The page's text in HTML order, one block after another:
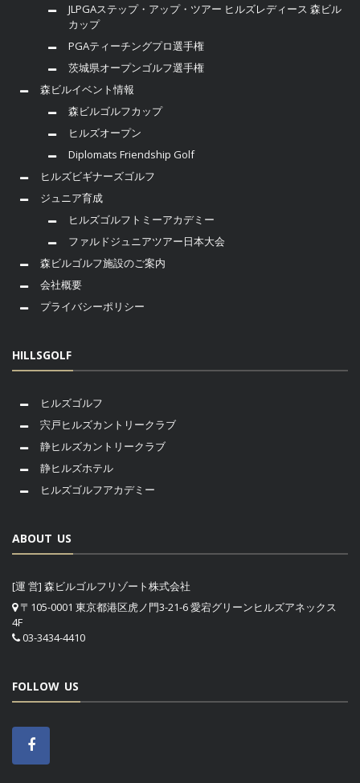
JLPGAステップ・アップ・ツアー ヒルズレディース 森ビル
カップ
PGAティーチングプロ選手権
茨城県オープンゴルフ選手権
森ビルイベント情報
森ビルゴルフカップ
ヒルズオープン
Diplomats Friendship Golf
ヒルズビギナーズゴルフ
ジュニア育成
ヒルズゴルフトミーアカデミー
ファルドジュニアツアー日本大会
森ビルゴルフ施設のご案内
会社概要
プライバシーポリシー
HILLSGOLF
ヒルズゴルフ
宍戸ヒルズカントリークラブ
静ヒルズカントリークラブ
静ヒルズホテル
ヒルズゴルフアカデミー
ABOUT US
[運 営] 森ビルゴルフリゾート株式会社
〒105-0001 東京都港区虎ノ門3-21-6 愛宕グリーンヒルズアネックス
4F
03-3434-4410
FOLLOW US